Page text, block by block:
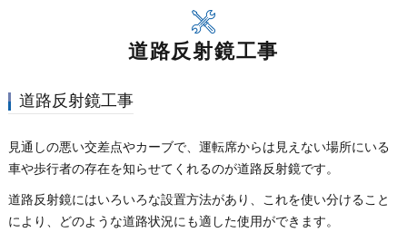
道路反射鏡工事
道路反射鏡工事
見通しの悪い交差点やカーブで、運転席からは見えない場所にいる
車や歩行者の存在を知らせてくれるのが道路反射鏡です。
道路反射鏡にはいろいろな設置方法があり、これを使い分けること
により、どのような道路状況にも適した使用ができます。